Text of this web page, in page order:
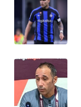
Group
WAHANA
NEWS
WAHANA
TANI